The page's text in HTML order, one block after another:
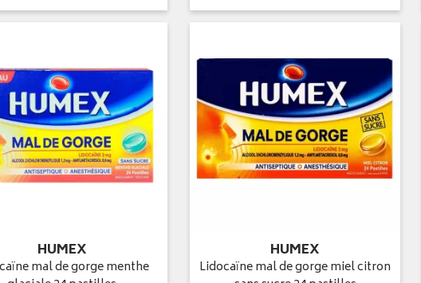
HUMEX
mal de gorge menthe
HUMEX
Lidocaïne mal de gorge miel citron